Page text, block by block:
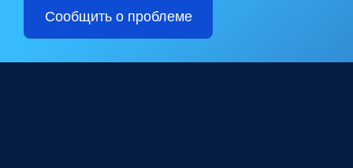
Сообщить о проблеме